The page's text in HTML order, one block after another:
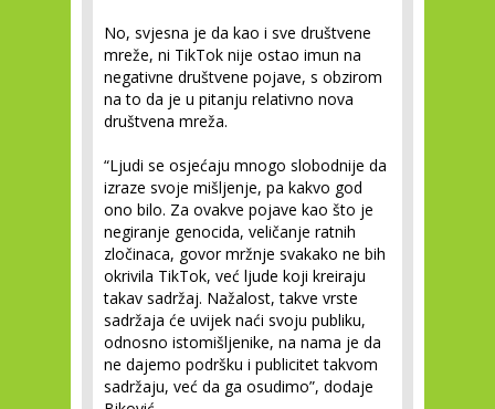
No, svjesna je da kao i sve društvene
mreže, ni TikTok nije ostao imun na
negativne društvene pojave, s obzirom
na to da je u pitanju relativno nova
društvena mreža.
“Ljudi se osjećaju mnogo slobodnije da
izraze svoje mišljenje, pa kakvo god
ono bilo. Za ovakve pojave kao što je
negiranje genocida, veličanje ratnih
zločinaca, govor mržnje svakako ne bih
okrivila TikTok, već ljude koji kreiraju
takav sadržaj. Nažalost, takve vrste
sadržaja će uvijek naći svoju publiku,
odnosno istomišljenike, na nama je da
ne dajemo podršku i publicitet takvom
sadržaju, već da ga osudimo”, dodaje